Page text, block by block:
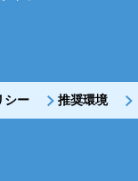
シー 推奨環境